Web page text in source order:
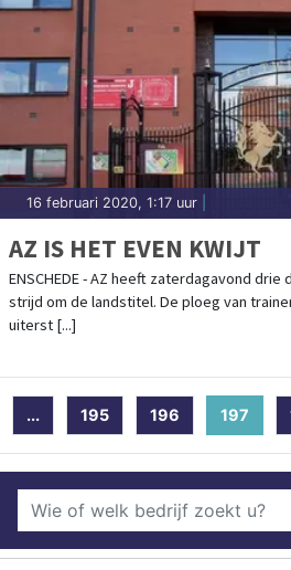
16 februari 2020, 1:17 uur
AZ IS HET EVEN KWIJT
ENSCHEDE - AZ heeft zaterdagavond
strijd om de landstitel. De ploeg van
uiterst [...]
... 195 196 197